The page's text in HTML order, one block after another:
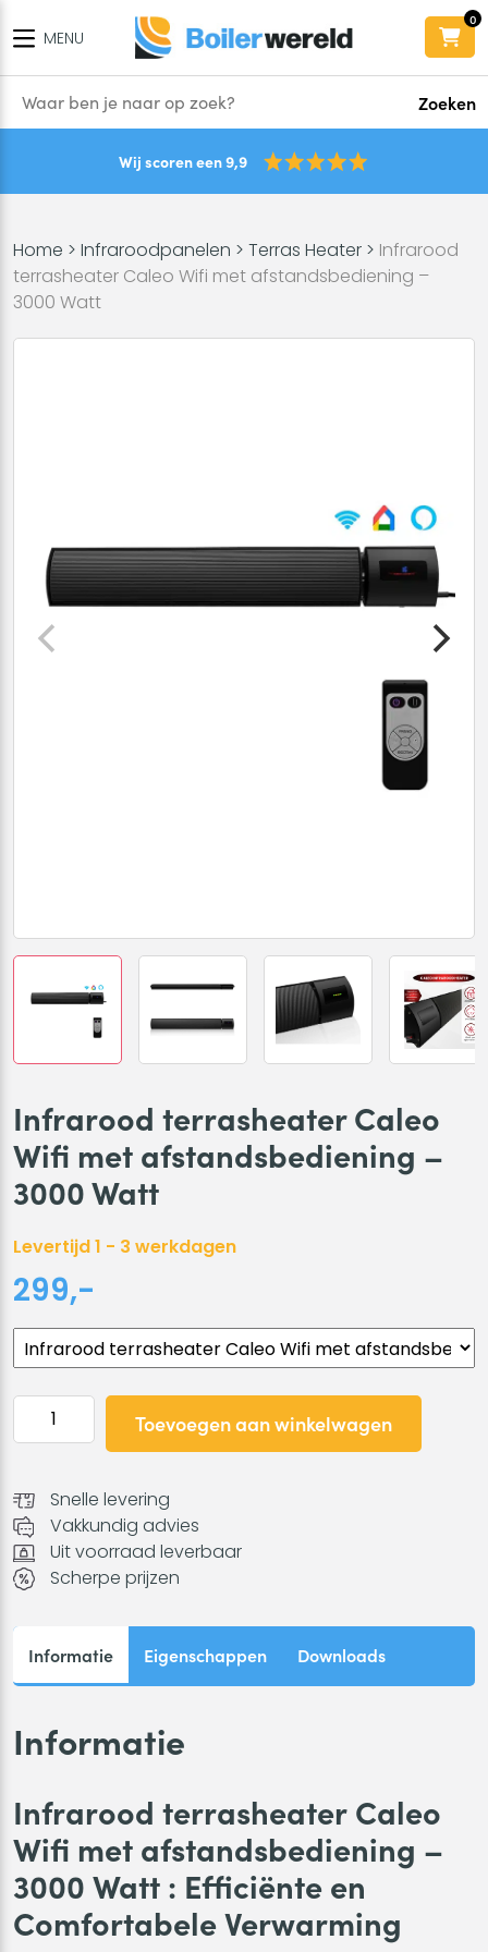
MENU
0
Zoeken
Wij scoren een 9,9
Home > Infraroodpanelen > Terras Heater > Infrarood
terrasheater Caleo Wifi met afstandsbediening –
3000 Watt
Infrarood terrasheater Caleo
Wifi met afstandsbediening –
3000 Watt
Levertijd 1 - 3 werkdagen
299,-
Infrarood
terrasheater
met
afstandsbediening
-
3000
Toevoegen aan winkelwagen
Snelle levering
Vakkundig advies
Uit voorraad leverbaar
Scherpe prijzen
Informatie Eigenschappen Downloads
Informatie
Infrarood terrasheater Caleo
Wifi met afstandsbediening –
3000 Watt : Efficiënte en
Comfortabele Verwarming